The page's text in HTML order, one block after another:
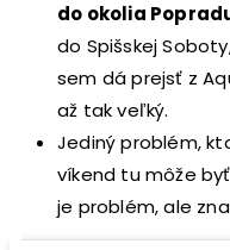
do okolia
do Spišskej
sem dá prejsť z
až tak veľký.
Jediný problém,
víkend tu môže
je problém, ale